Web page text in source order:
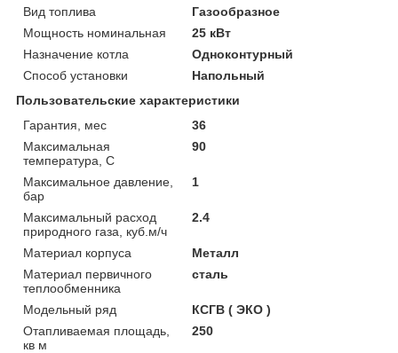
Вид топлива
Газообразное
Мощность номинальная
25 кВт
Назначение котла
Одноконтурный
Способ установки
Напольный
Пользовательские характеристики
Гарантия, мес
36
Максимальная
температура, С
90
Максимальное давление,
бар
1
Максимальный расход
природного газа, куб.м/ч
2.4
Материал корпуса
Металл
Материал первичного
теплообменника
сталь
Модельный ряд
КСГВ ( ЭКО )
Отапливаемая площадь,
кв м
250